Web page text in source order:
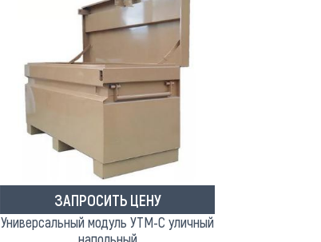
ЗАПРОСИТЬ ЦЕНУ
Универсальный модуль УТМ-С уличный